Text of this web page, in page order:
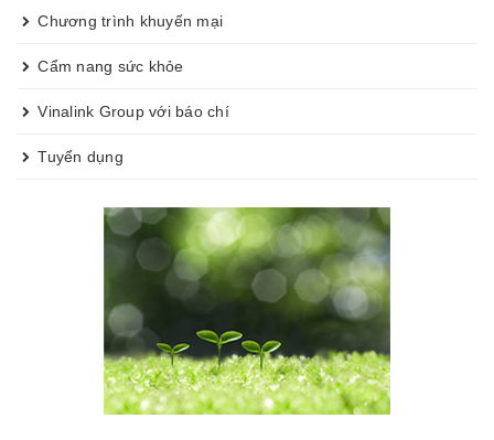
Chương trình khuyến mại
Cẩm nang sức khỏe
Vinalink Group với báo chí
Tuyển dụng